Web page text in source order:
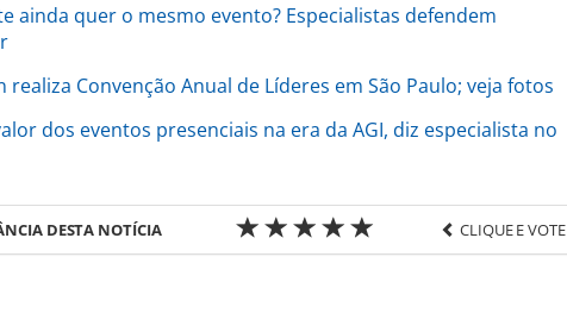
ainda quer o mesmo evento? Especialistas defendem
Convenção Anual de Líderes em São Paulo; veja fotos
dos eventos presenciais na era da AGI, diz especialista no
DESTA NOTÍCIA CLIQUE E VOTE